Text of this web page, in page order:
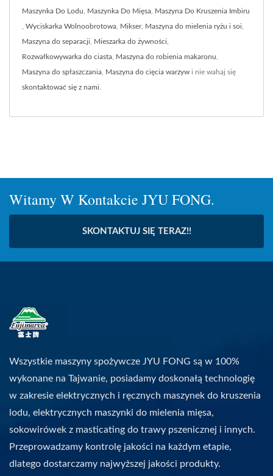
Maszynka Do Lodu Maszynka Do Mięsa Maszyna Do Kruszenia Imbiru
Wyciskarka Wolnoobrotowa Mikser, Maszyna do mielenia ryżu i soi
Maszyna do separacji Mieszarka do żywności
Rozwałkowywarka do ciasta Maszyna do robienia makaronu
Maszyna do spłaszczania Maszyna do cięcia warzyw i nie wahaj się
skontaktować się z nami
Witamy W Kontakcie JYU FONG.
SKONTAKTUJ SIĘ TERAZ!!
Wszystkie maszyny spożywcze JYU FONG są w 100%
wykonane na Tajwanie, posiadamy doskonałą technologię
w zakresie elektrycznych i ręcznych maszynek do kruszenia
lodu, elektrycznych maszynki do mielenia mięsa,
sokowirówek z masticating do trawy pszenicznej i innych.
Przeprowadzamy kontrolę jakości na każdym etapie,
dlatego dostarczamy najwyższej jakości produkty.